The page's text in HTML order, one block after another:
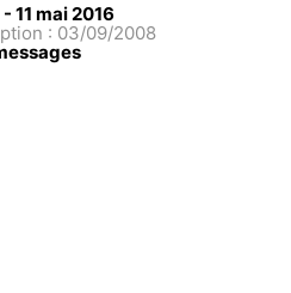
- 11 mai 2016
: 03/09/2008